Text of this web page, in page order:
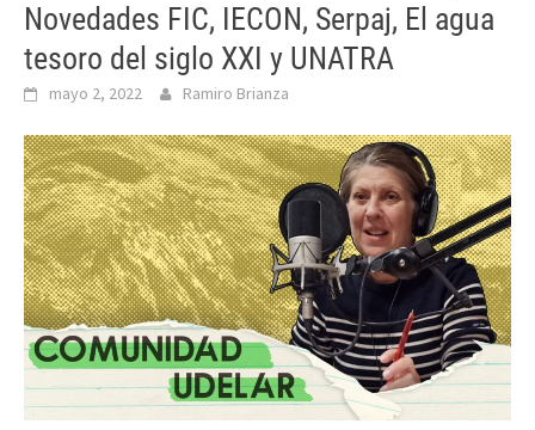
Novedades FIC, IECON, Serpaj, El agua
tesoro del siglo XXI y UNATRA
mayo 2, 2022 Ramiro Brianza